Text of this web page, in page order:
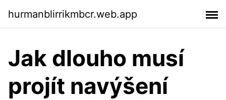
hurmanblirrikmbcr.web.app
Jak dlouho musí
projít navýšení